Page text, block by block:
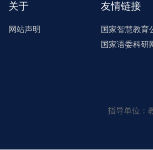
关于
网站声明
友情链接
国家智慧教育
国家语委科研
指导单位：